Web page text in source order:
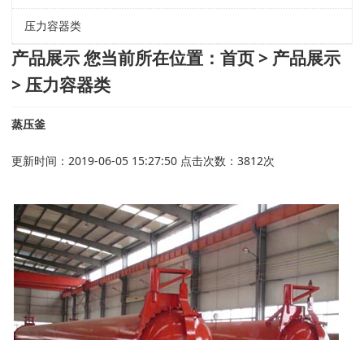
压力容器类
产品展示您当前所在位置： 首页 > 产品展示
> 压力容器类
蒸压釜
更新时间：2019-06-05 15:27:50 点击次数：3812次